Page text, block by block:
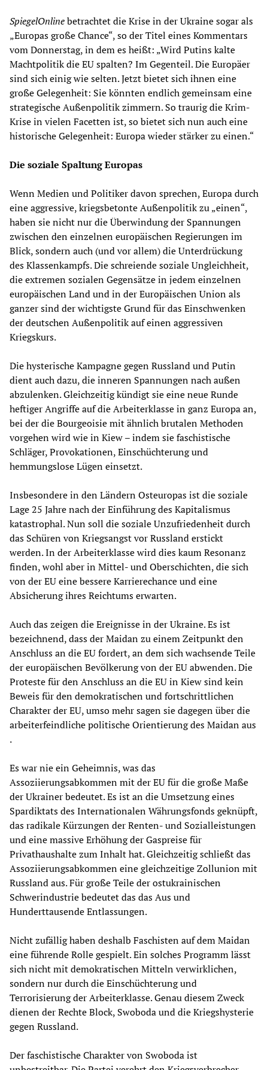
SpiegelOnlinebetrachtet die Krise in der Ukraine sogar als
„Europas große Chance“, so der Titel eines Kommentars
vom Donnerstag, in dem es heißt: „Wird Putins kalte
Machtpolitik die EU spalten? Im Gegenteil. Die Europäer
sind sich einig wie selten. Jetzt bietet sich ihnen eine
große Gelegenheit: Sie könnten endlich gemeinsam eine
strategische Außenpolitik zimmern. So traurig die Krim-
Krise in vielen Facetten ist, so bietet sich nun auch eine
historische Gelegenheit: Europa wieder stärker zu einen.“
Die soziale Spaltung Europas
Wenn Medien und Politiker davon sprechen, Europa durch
eine aggressive, kriegsbetonte Außenpolitik zu „einen“,
haben sie nicht nur die Überwindung der Spannungen
zwischen den einzelnen europäischen Regierungen im
Blick, sondern auch (und vor allem) die Unterdrückung
des Klassenkampfs. Die schreiende soziale Ungleichheit,
die extremen sozialen Gegensätze in jedem einzelnen
europäischen Land und in der Europäischen Union als
ganzer sind der wichtigste Grund für das Einschwenken
der deutschen Außenpolitik auf einen aggressiven
Kriegskurs.
Die hysterische Kampagne gegen Russland und Putin
dient auch dazu, die inneren Spannungen nach außen
abzulenken. Gleichzeitig kündigt sie eine neue Runde
heftiger Angriffe auf die Arbeiterklasse in ganz Europa an,
bei der die Bourgeoisie mit ähnlich brutalen Methoden
vorgehen wird wie in Kiew – indem sie faschistische
Schläger, Provokationen, Einschüchterung und
hemmungslose Lügen einsetzt.
Insbesondere in den Ländern Osteuropas ist die soziale
Lage 25 Jahre nach der Einführung des Kapitalismus
katastrophal. Nun soll die soziale Unzufriedenheit durch
das Schüren von Kriegsangst vor Russland erstickt
werden. In der Arbeiterklasse wird dies kaum Resonanz
finden, wohl aber in Mittel- und Oberschichten, die sich
von der EU eine bessere Karrierechance und eine
Absicherung ihres Reichtums erwarten.
Auch das zeigen die Ereignisse in der Ukraine. Es ist
bezeichnend, dass der Maidan zu einem Zeitpunkt den
Anschluss an die EU fordert, an dem sich wachsende Teile
der europäischen Bevölkerung von der EU abwenden. Die
Proteste für den Anschluss an die EU in Kiew sind kein
Beweis für den demokratischen und fortschrittlichen
Charakter der EU, umso mehr sagen sie dagegen über die
arbeiterfeindliche politische Orientierung des Maidan aus
.
Es war nie ein Geheimnis, was das
Assoziierungsabkommen mit der EU für die große Maße
der Ukrainer bedeutet. Es ist an die Umsetzung eines
Spardiktats des Internationalen Währungsfonds geknüpft,
das radikale Kürzungen der Renten- und Sozialleistungen
und eine massive Erhöhung der Gaspreise für
Privathaushalte zum Inhalt hat. Gleichzeitig schließt das
Assoziierungsabkommen eine gleichzeitige Zollunion mit
Russland aus. Für große Teile der ostukrainischen
Schwerindustrie bedeutet das das Aus und
Hunderttausende Entlassungen.
Nicht zufällig haben deshalb Faschisten auf dem Maidan
eine führende Rolle gespielt. Ein solches Programm lässt
sich nicht mit demokratischen Mitteln verwirklichen,
sondern nur durch die Einschüchterung und
Terrorisierung der Arbeiterklasse. Genau diesem Zweck
dienen der Rechte Block, Swoboda und die Kriegshysterie
gegen Russland.
Der faschistische Charakter von Swoboda ist